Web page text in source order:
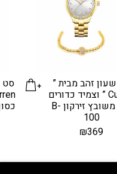
זהב מבית ”
Curren ” וצמיד כדורים
זהב משובץ זירקון B-
100
₪369
סט